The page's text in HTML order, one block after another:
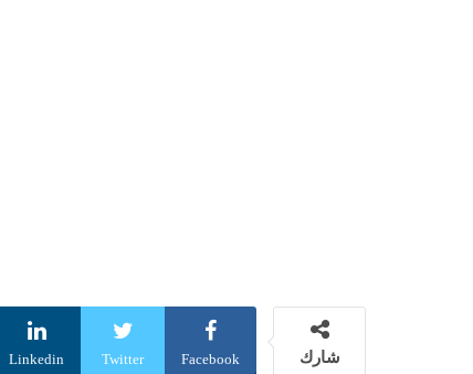
شارك Facebook
Twitter
Linkedin